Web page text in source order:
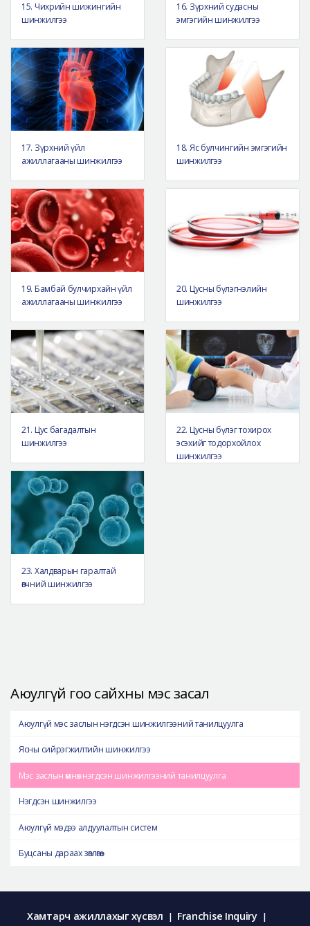
15. Чихрийн шижингийн
шинжилгээ
16. Зүрхний судасны
эмгэгийн шинжилгээ
17. Зүрхний үйл
ажиллагааны шинжилгээ
18. Яс булчингийн эмгэгийн
шинжилгээ
19. Бамбай булчирхайн үйл
ажиллагааны шинжилгээ
20. Цусны бүлэгнэлийн
шинжилгээ
21. Цус багадалтын
шинжилгээ
22. Цусны бүлэг тохирох
эсэхийг тодорхойлох
шинжилгээ
23. Халдварын гаралтай
өвчний шинжилгээ
Аюулгүй гоо сайхны мэс засал
Аюулгүй мэс заслын нэгдсэн шинжилгээний танилцуулга
Ясны сийрэгжилтийн шинжилгээ
Мэс заслын өмнөх нэгдсэн шинжилгээний танилцуулга
Нэгдсэн шинжилгээ
Аюулгүй мэдээ алдуулалтын систем
Буцсаны дараах зөвлөгөө
Хамтарч ажиллахыг хүсвэл | Franchise Inquiry |